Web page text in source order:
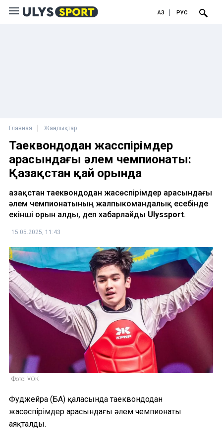
ҚАЗ РУС
Главная Жаңалықтар
Таеквондодан жасөспірімдер
арасындағы әлем чемпионаты:
Қазақстан қай орында
Қазақстан таеквондодан жасөспірімдер арасындағы
әлем чемпионатының жалпыкомандалық есебінде
екінші орын алды, деп хабарлайды Ulyssport.
15.05.2025, 11:43
Фото: ҰОК
Фуджейра (БАӘ) қаласында таеквондодан
жасөспірімдер арасындағы әлем чемпионаты
аяқталды.